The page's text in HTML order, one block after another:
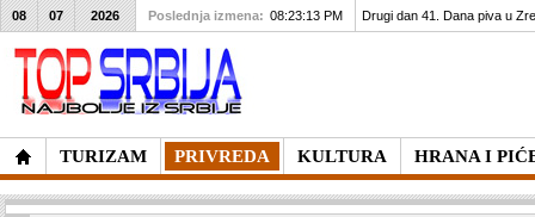
TURIZAM PRIVREDA KULTURA HRANA I
08 07 2026 Poslednja izmena: 08:23:13 PM Drugi dan 41. Dana piva u